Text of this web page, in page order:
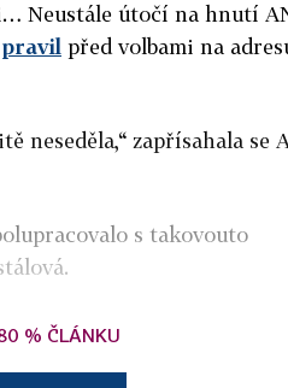
Neustále útočí na hnutí
pravil před volbami na
neseděla,“ zapřísahala se
s takovouto
% ČLÁNKU